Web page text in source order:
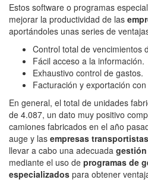
Estos software o programas
mejorar la productividad de las
aportándoles unas series de
Control total de vencimientos
Fácil acceso a la información.
Exhaustivo control de gastos.
Facturación y exportación
En general, el total de unidades
de 4.087, un dato muy positivo
camiones fabricados en el año
auge y las empresas transportistas
llevar a cabo una adecuada
mediante el uso de programas de
especializados para obtener